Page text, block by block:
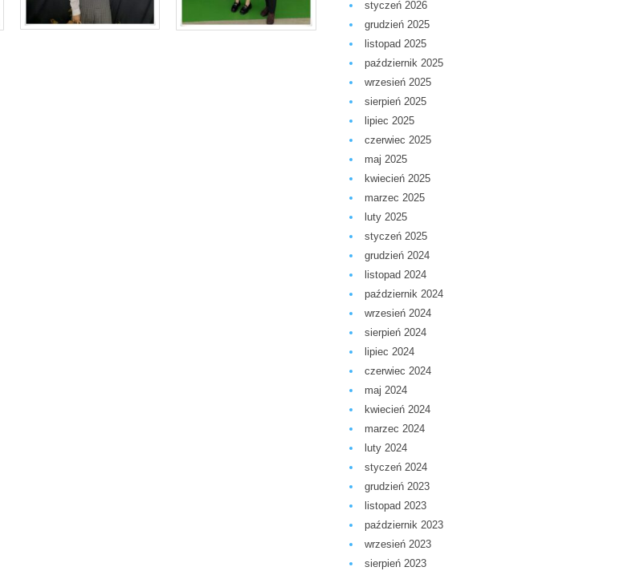
styczeń 2026
grudzień 2025
listopad 2025
październik 2025
wrzesień 2025
sierpień 2025
lipiec 2025
czerwiec 2025
maj 2025
kwiecień 2025
marzec 2025
luty 2025
styczeń 2025
grudzień 2024
listopad 2024
październik 2024
wrzesień 2024
sierpień 2024
lipiec 2024
czerwiec 2024
maj 2024
kwiecień 2024
marzec 2024
luty 2024
styczeń 2024
grudzień 2023
listopad 2023
październik 2023
wrzesień 2023
sierpień 2023